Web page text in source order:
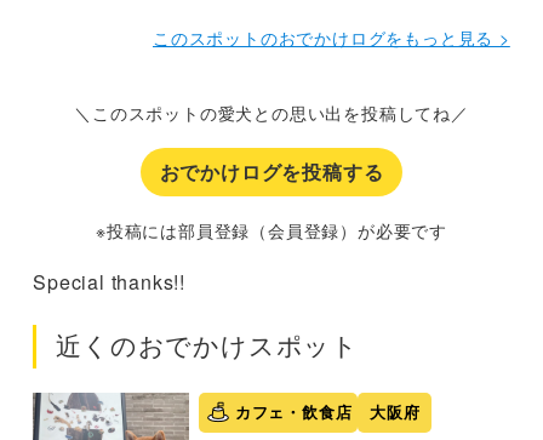
このスポットのおでかけログをもっと見る >
＼このスポットの愛犬との思い出を投稿してね／
おでかけログを投稿する
※投稿には部員登録（会員登録）が必要です
Special thanks!!
近くのおでかけスポット
カフェ・飲食店 大阪府